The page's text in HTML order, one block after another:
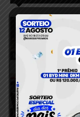
Incêndio
Justiça